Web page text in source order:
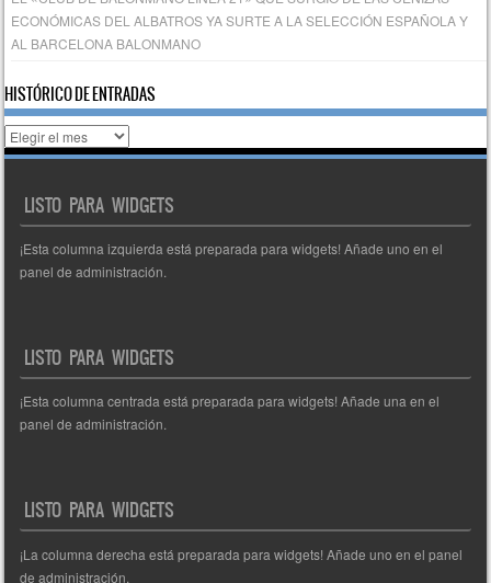
ECONÓMICAS DEL ALBATROS YA SURTE A LA SELECCIÓN ESPAÑOLA Y
AL BARCELONA BALONMANO
HISTÓRICO DE ENTRADAS
Histórico
de
LISTO PARA WIDGETS
¡Esta columna izquierda está preparada para widgets! Añade uno en el
panel de administración.
LISTO PARA WIDGETS
¡Esta columna centrada está preparada para widgets! Añade una en el
panel de administración.
LISTO PARA WIDGETS
¡La columna derecha está preparada para widgets! Añade uno en el panel
de administración.